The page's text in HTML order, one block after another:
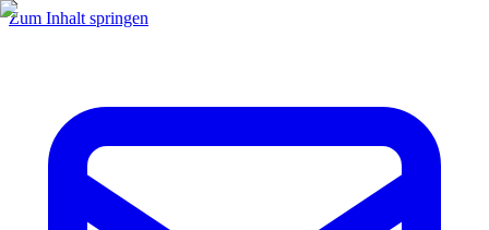
Zum Inhalt springen